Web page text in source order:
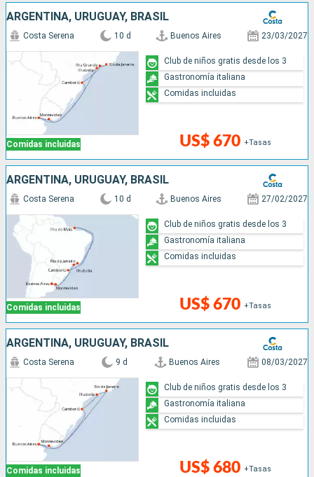
ARGENTINA, URUGUAY, BRASIL
Comidas incluidas
Costa Serena 10 d Buenos Aires 23/03/2027
US$ 670 +Tasas
Club de niños gratis desde los 3
Gastronomía italiana
Comidas incluidas
ARGENTINA, URUGUAY, BRASIL
Comidas incluidas
Costa Serena 10 d Buenos Aires 27/02/2027
US$ 670 +Tasas
Club de niños gratis desde los 3
Gastronomía italiana
Comidas incluidas
ARGENTINA, URUGUAY, BRASIL
Comidas incluidas
Costa Serena 9 d Buenos Aires 08/03/2027
US$ 680 +Tasas
Club de niños gratis desde los 3
Gastronomía italiana
Comidas incluidas